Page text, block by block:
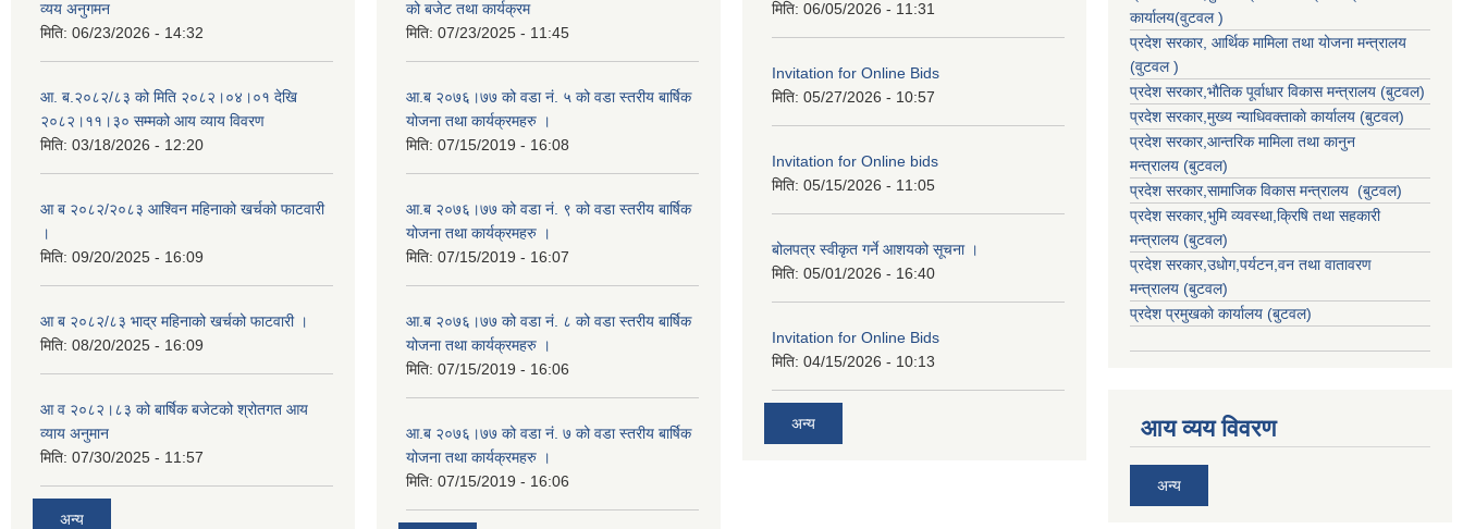
व्यय अनुगमन
मिति: 06/23/2026 - 14:32
आ. ब.२०८२/८३ को मिति २०८२।०४।०१ देखि
२०८२।११।३० सम्मको आय व्याय विवरण
मिति: 03/18/2026 - 12:20
आ ब २०८२/२०८३ आश्विन महिनाको खर्चको फाटवारी
।
मिति: 09/20/2025 - 16:09
आ ब २०८२/८३ भाद्र महिनाको खर्चको फाटवारी ।
मिति: 08/20/2025 - 16:09
आ व २०८२।८३ को बार्षिक बजेटको श्रोतगत आय
व्याय अनुमान
मिति: 07/30/2025 - 11:57
अन्य
को बजेट तथा कार्यक्रम
मिति: 07/23/2025 - 11:45
आ.ब २०७६।७७ को वडा नं. ५ को वडा स्तरीय बार्षिक
योजना तथा कार्यक्रमहरु ।
मिति: 07/15/2019 - 16:08
आ.ब २०७६।७७ को वडा नं. ९ को वडा स्तरीय बार्षिक
योजना तथा कार्यक्रमहरु ।
मिति: 07/15/2019 - 16:07
आ.ब २०७६।७७ को वडा नं. ८ को वडा स्तरीय बार्षिक
योजना तथा कार्यक्रमहरु ।
मिति: 07/15/2019 - 16:06
आ.ब २०७६।७७ को वडा नं. ७ को वडा स्तरीय बार्षिक
योजना तथा कार्यक्रमहरु ।
मिति: 07/15/2019 - 16:06
मिति: 06/05/2026 - 11:31
Invitation for Online Bids
मिति: 05/27/2026 - 10:57
Invitation for Online bids
मिति: 05/15/2026 - 11:05
बोलपत्र स्वीकृत गर्ने आशयको सूचना ।
मिति: 05/01/2026 - 16:40
Invitation for Online Bids
मिति: 04/15/2026 - 10:13
अन्य
कार्यालय(वुटवल )
प्रदेश सरकार, आर्थिक मामिला तथा योजना मन्त्रालय
(वुटवल )
प्रदेश सरकार,भाैतिक पूर्वाधार विकास मन्त्रालय (बुटवल)
प्रदेश सरकार,मुख्य न्याधिवक्ताकाे कार्यालय (बुटवल)
प्रदेश सरकार,आन्तरिक मामिला तथा कानुन
मन्त्रालय (बुटवल)
प्रदेश सरकार,सामाजिक विकास मन्त्रालय (बुटवल)
प्रदेश सरकार,भुमि व्यवस्था,क्रिषि तथा सहकारी
मन्त्रालय (बुटवल)
प्रदेश सरकार,उधाेग,पर्यटन,वन तथा वातावरण
मन्त्रालय (बुटवल)
प्रदेश प्रमुखकाे कार्यालय (बुटवल)
आय व्यय विवरण
अन्य